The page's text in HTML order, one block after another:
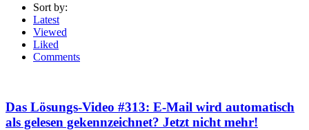
Sort by:
Latest
Viewed
Liked
Comments
Das Lösungs-Video #313: E-Mail wird automatisch
als gelesen gekennzeichnet? Jetzt nicht mehr!